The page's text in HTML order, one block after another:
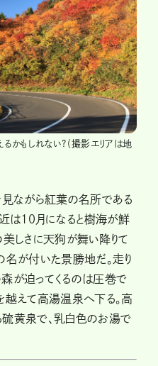
かもしれない?（撮影エリアは地
見ながら紅葉の名所である
近は10月になると樹海が鮮
美しさに天狗が舞い降りて
名が付いた景勝地だ。走り
が迫ってくるのは圧巻で
越えて高湯温泉へ下る。高
黄泉で、乳白色のお湯で